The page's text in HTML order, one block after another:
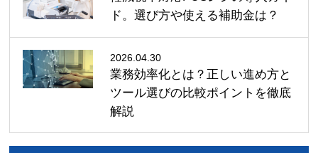
ド。選び方や使える補助金は？
2026.04.30
業務効率化とは？正しい進め方と
ツール選びの比較ポイントを徹底
解説